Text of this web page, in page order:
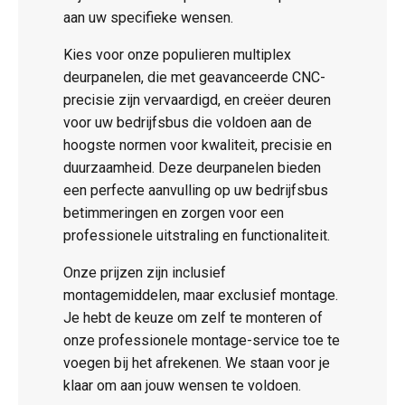
aan uw specifieke wensen.
Kies voor onze populieren multiplex
deurpanelen, die met geavanceerde CNC-
precisie zijn vervaardigd, en creëer deuren
voor uw bedrijfsbus die voldoen aan de
hoogste normen voor kwaliteit, precisie en
duurzaamheid. Deze deurpanelen bieden
een perfecte aanvulling op uw bedrijfsbus
betimmeringen en zorgen voor een
professionele uitstraling en functionaliteit.
Onze prijzen zijn inclusief
montagemiddelen, maar exclusief montage.
Je hebt de keuze om zelf te monteren of
onze professionele montage-service toe te
voegen bij het afrekenen. We staan voor je
klaar om aan jouw wensen te voldoen.